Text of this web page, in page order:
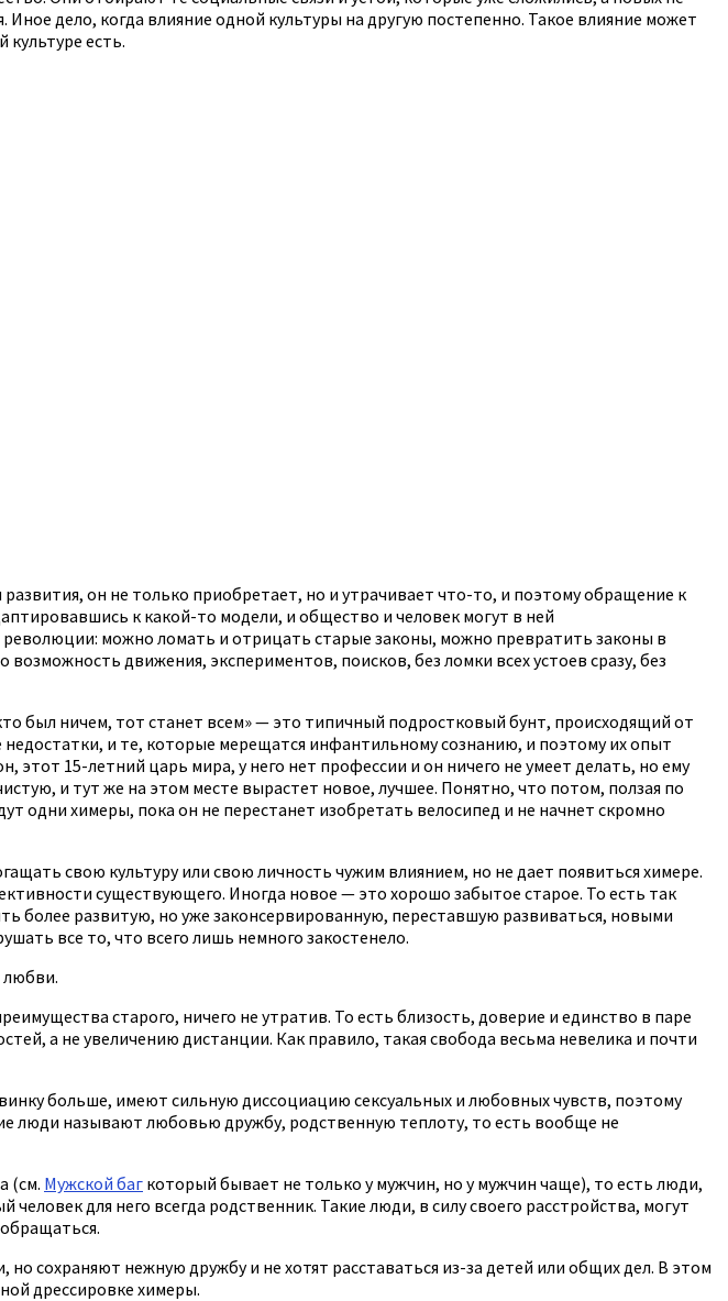
дело, когда влияние одной культуры на другую постепенно. Такое влияние может
есть.
он не только приобретает, но и утрачивает что-то, и поэтому обращение к
к какой-то модели, и общество и человек могут в ней
можно ломать и отрицать старые законы, можно превратить законы в
движения, экспериментов, поисков, без ломки всех устоев сразу, без
был ничем, тот станет всем» — это типичный подростковый бунт, происходящий от
и те, которые мерещатся инфантильному сознанию, и поэтому их опыт
этот 15-летний царь мира, у него нет профессии и он ничего не умеет делать, но ему
и тут же на этом месте вырастет новое, лучшее. Понятно, что потом, ползая по
одни химеры, пока он не перестанет изобретать велосипед и не начнет скромно
свою культуру или свою личность чужим влиянием, но не дает появиться химере.
существующего. Иногда новое — это хорошо забытое старое. То есть так
более развитую, но уже законсервированную, переставшую развиваться, новыми
все то, что всего лишь немного закостенело.
любви.
старого, ничего не утратив. То есть близость, доверие и единство в паре
а не увеличению дистанции. Как правило, такая свобода весьма невелика и почти
больше, имеют сильную диссоциацию сексуальных и любовных чувств, поэтому
люди называют любовью дружбу, родственную теплоту, то есть вообще не
(см. Мужской баг который бывает не только у мужчин, но у мужчин чаще), то есть люди,
для него всегда родственник. Такие люди, в силу своего расстройства, могут
сохраняют нежную дружбу и не хотят расставаться из-за детей или общих дел. В этом
дрессировке химеры.